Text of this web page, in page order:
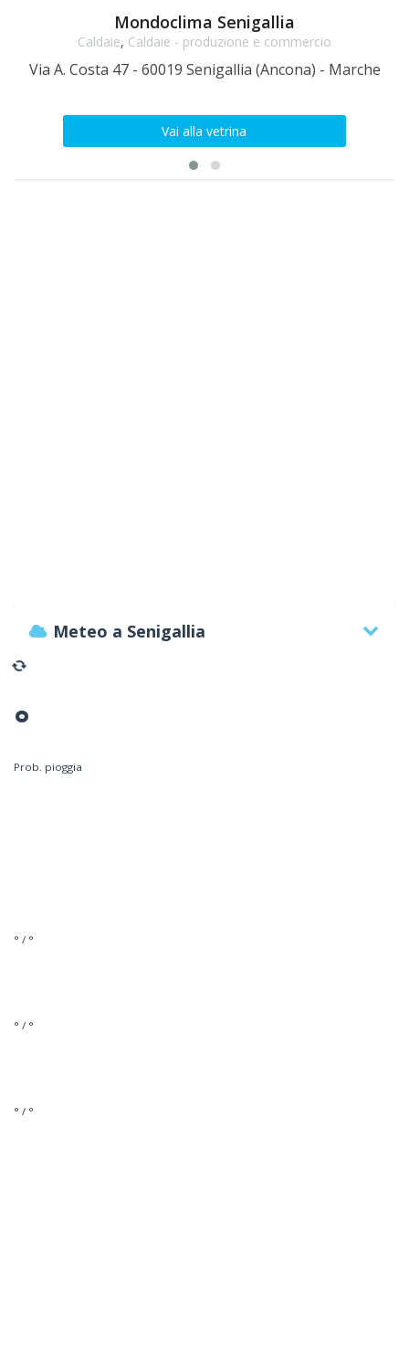
Mondoclima Senigallia
Caldaie, Caldaie - produzione e commercio
Via A. Costa 47 - 60019 Senigallia (Ancona) - Marche
Vai alla vetrina
Meteo a Senigallia
°
Prob. pioggia
° / °
° / °
° / °